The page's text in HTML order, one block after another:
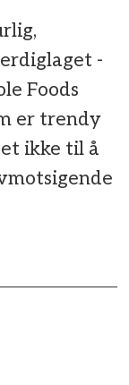
-
Foods
er trendy
ikke til å